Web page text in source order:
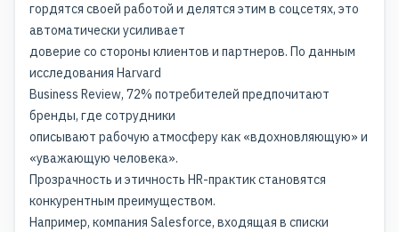
гордятся своей работой и делятся этим в соцсетях, это
автоматически усиливает
доверие со стороны клиентов и партнеров. По данным
исследования Harvard
Business Review, 72% потребителей предпочитают
бренды, где сотрудники
описывают рабочую атмосферу как «вдохновляющую» и
«уважающую человека».
Прозрачность и этичность HR-практик становятся
конкурентным преимуществом.
Например, компания Salesforce, входящая в списки